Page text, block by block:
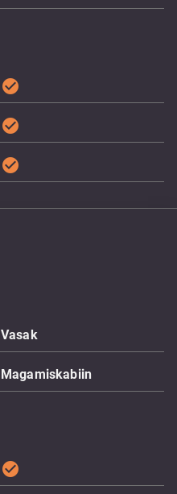
check_circle
check_circle
check_circle
Vasak
Magamiskabiin
check_circle